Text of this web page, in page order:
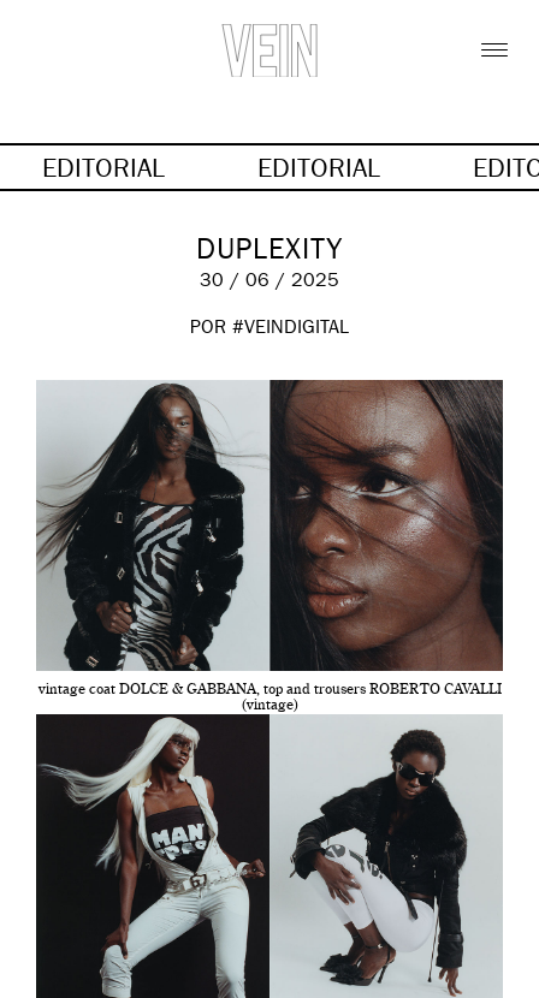
EDITORIAL EDITORIAL
DUPLEXITY
30 / 06 / 2025
POR #VEINDIGITAL
vintage coat DOLCE & GABBANA, top and trousers ROBERTO CAVALLI
(vintage)